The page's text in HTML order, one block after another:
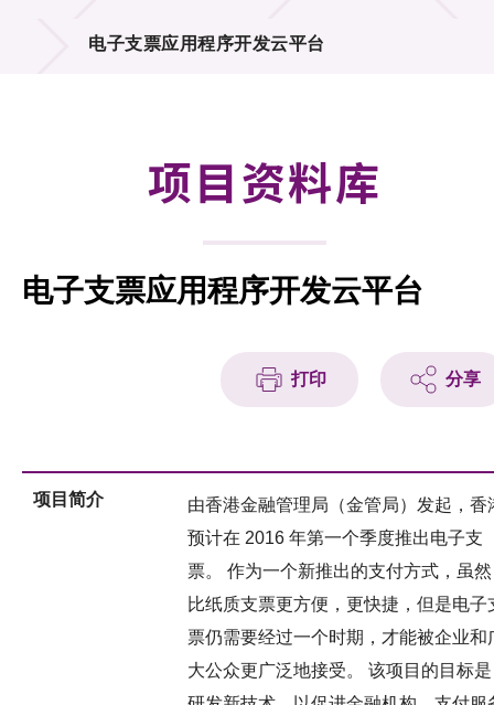
项目及资助计划
资助计划
会籍
电子支票应用程序开发云平台
项目资料库
电子支票应用程序开发云平台
打印 分享
项目简介
由香港金融管理局（金管局）发起，香
预计在 2016 年第一个季度推出电子支
票。 作为一个新推出的支付方式，虽然
比纸质支票更方便，更快捷，但是电子
票仍需要经过一个时期，才能被企业和
大公众更广泛地接受。 该项目的目标是